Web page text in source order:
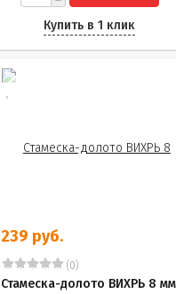
Купить в 1 клик
239 руб.
(0)
Стамеска-долото ВИХРЬ 8 мм